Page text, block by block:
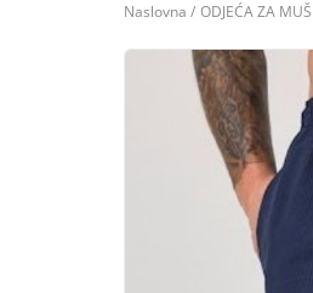
Naslovna / ODJEĆA ZA